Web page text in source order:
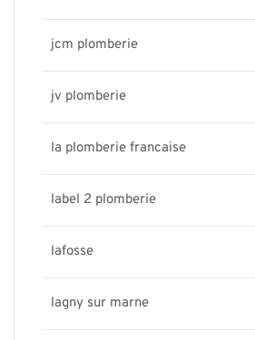
jcm plomberie
jv plomberie
la plomberie francaise
label 2 plomberie
lafosse
lagny sur marne